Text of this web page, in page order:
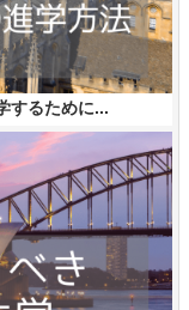
するために...